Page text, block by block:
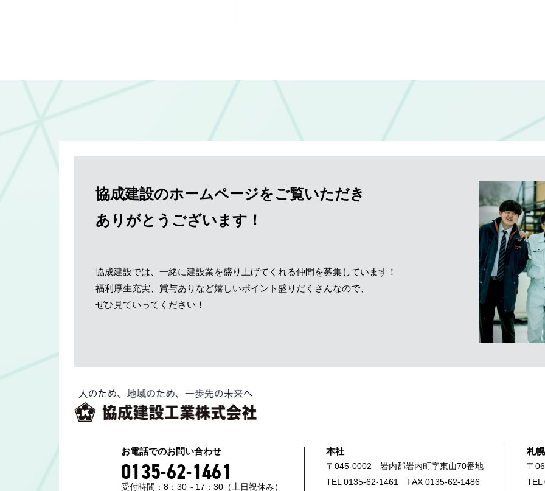
協成建設のホームページをご覧いただき
ありがとうございます！
協成建設では、一緒に建設業を盛り上げてくれる仲間を募集しています！
福利厚生充実、賞与ありなど嬉しいポイント盛りだくさんなので、
ぜひ見ていってください！
お電話でのお問い合わせ
0135-62-1461
受付時間：8：30～17：30（土日祝休み）
本社
〒045-0002 岩内郡岩内町字東山70番地
TEL 0135-62-1461 FAX 0135-62-1486
札
〒
TEL